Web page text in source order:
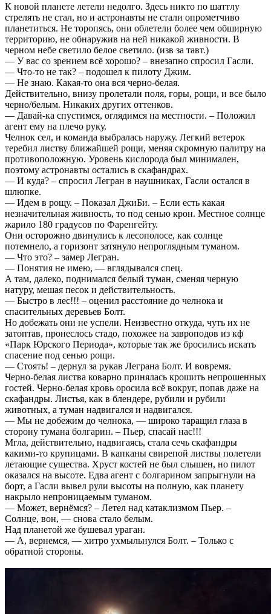
К новой планете летели недолго. Здесь никто по шаттлу
стрелять не стал, но и астронавты не стали опрометчиво
планетиться. Не торопясь, они облетели более чем обширную
территорию, не обнаружив на ней никакой живности. В
черном небе светило белое светило. (изв за тавт.)
— У вас со зрением всё хорошо? – внезапно спросил Гасли.
— Что-то не так? – подошел к пилоту Джим.
— Не знаю. Какая-то она вся черно-белая.
Действительно, внизу пролетали поля, горы, рощи, и все было
черно/белым. Никаких других оттенков.
— Давай-ка спустимся, оглядимся на местности. – Положил
агент ему на плечо руку.
Челнок сел, и команда выбралась наружу. Легкий ветерок
теребил листву ближайшей рощи, меняя скромную палитру на
противоположную. Уровень кислорода был минимален,
поэтому астронавты остались в скафандрах.
— И куда? – спросил Легран в наушниках, Гасли остался в
шлюпке.
— Идем в рощу. – Показал ДжиБи. – Если есть какая
незначительная живность, то под сенью крон. Местное солнце
жарило 180 градусов по Фаренгейту.
Они осторожно двинулись к лесополосе, как солнце
потемнело, а горизонт затянуло непроглядным туманом.
— Что это? – замер Легран.
— Понятия не имею, — вглядывался спец.
А там, далеко, поднимался белый туман, сменяя черную
натуру, мешая песок и действительность.
— Быстро в лес!!! – оценил расстояние до челнока и
спасительных деревьев Болт.
Но добежать они не успели. Неизвестно откуда, чуть их не
затоптав, пронеслось стадо, похожее на завроподов из кф
«Парк Юрского Периода», которые так же бросились искать
спасение под сенью рощи.
— Стоять! – дернул за рукав Леграна Болт. И вовремя.
Черно-белая листва коварно принялась крошить непрошенных
гостей. Черно-белая кровь оросила всё вокруг, попав даже на
скафандры. Листья, как в блендере, рубили и рубили
животных, а туман надвигался и надвигался.
— Мы не добежим до челнока, — широко таращил глаза в
сторону тумана болгарин. – Пьер, спасай нас!!!
Мгла, действительно, надвигаясь, стала сечь скафандры
какими-то крупицами. В капканы свирепой листвы полетели
летающие существа. Хруст костей не был слышен, но пилот
оказался на высоте. Едва агент с болгарином запрыгнули на
борт, а Гасли вывел рули высоты на полную, как планету
накрыло непроницаемым туманом.
— Может, вернёмся? – Летел над катаклизмом Пьер. –
Солнце, вон, — снова стало белым.
Над планетой же бушевал ураган.
— А, вернемся, — хитро ухмыльнулся Болт. – Только с
обратной стороны.